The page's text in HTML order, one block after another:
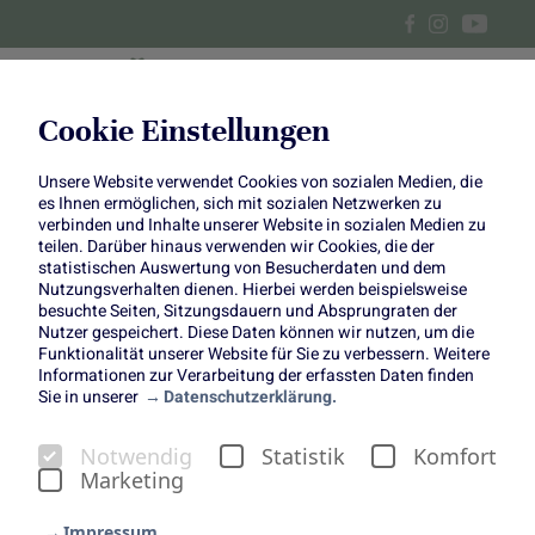
Cookie Einstellungen
Unsere Website verwendet Cookies von sozialen Medien, die
es Ihnen ermöglichen, sich mit sozialen Netzwerken zu
verbinden und Inhalte unserer Website in sozialen Medien zu
teilen. Darüber hinaus verwenden wir Cookies, die der
statistischen Auswertung von Besucherdaten und dem
Nutzungsverhalten dienen. Hierbei werden beispielsweise
besuchte Seiten, Sitzungsdauern und Absprungraten der
Nutzer gespeichert. Diese Daten können wir nutzen, um die
Funktionalität unserer Website für Sie zu verbessern. Weitere
Informationen zur Verarbeitung der erfassten Daten finden
Sie in unserer
Datenschutzerklärung.
Notwendig Statistik
Komfort
Marketing
Feldsalat-Eintopf
Copyright:Einfach Hausgemacht
(www.einfachhausgemacht.de)